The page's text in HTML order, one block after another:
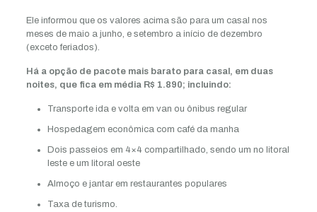
Ele informou que os valores acima são para um casal nos
meses de maio a junho, e setembro a início de dezembro
(exceto feriados).
Há a opção de pacote mais barato para casal, em duas
noites, que fica em média R$ 1.890; incluindo:
Transporte ida e volta em van ou ônibus regular
Hospedagem econômica com café da manha
Dois passeios em 4×4 compartilhado, sendo um no litoral
leste e um litoral oeste
Almoço e jantar em restaurantes populares
Taxa de turismo.